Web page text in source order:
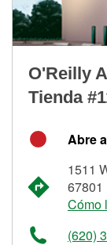
O'Reilly
Tienda
Abre
1511
67801
Cómo
(620)